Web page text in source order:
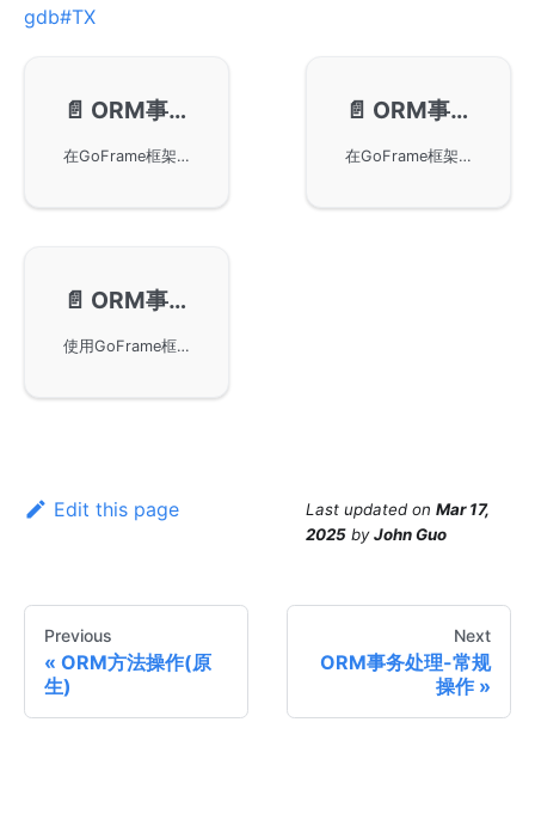
gdb#TX
📄️ ORM事务处理-常规操作
在GoFrame框架中进行ORM事务处理的基础操作，包括如何使用Begin、Commit和Rollback方法来开启、提交和回滚事务。同时特别提示事务操作后需要及时关闭事务以避免资源泄露，建议使用Transaction闭包方法实现安全事务操作。
📄️ ORM事务处理-闭包操作
在GoFrame框架中使用闭包操作进行ORM事务处理的优点，包括减少冗余代码、降低操作风险和简化嵌套事务，实现自动提交和回滚功能，并介绍了上下文参数在嵌套事务管理中的作用，确保事务处理的安全性和简便性。
📄️ ORM事务处理-嵌套事务
使用GoFrame框架中的ORM功能来处理嵌套事务的问题。文章详细讲解了嵌套事务的基本原理、方法以及日志信息，同时给出了常规操作和闭包操作的示例，并指出可能出现的问题。最后提供了嵌套事务在工程中的参考示例，帮助开发者理解在实际项目中如何应用。
Edit this page Last updated on Mar 17,
2025 byJohn Guo
Previous
ORM方法操作(原
生)
Next
ORM事务处理-常规
操作